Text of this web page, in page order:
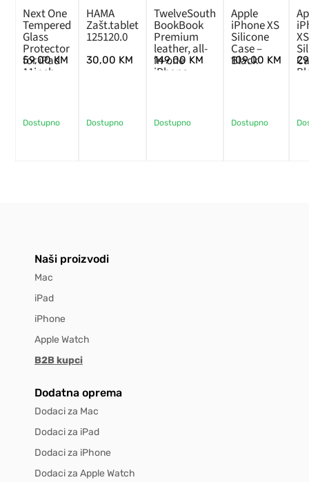
Next One
Tempered
Glass
Protector
for iPad
11inch
59,00KM
Dostupno
HAMA
Zašt.tablet
125120.0
30,00 KM
Dostupno
TwelveSouth
BookBook
Premium
leather, all-
in-one
iPhone
149,00 KM
Dostupno
Apple
iPhone XS
Silicone
Case –
Black
109,00 KM
Dostupno
Naši proizvodi
Mac
iPad
iPhone
Apple Watch
B2B kupci
Dodatna oprema
Dodaci za Mac
Dodaci za iPad
Dodaci za iPhone
Dodaci za Apple Watch